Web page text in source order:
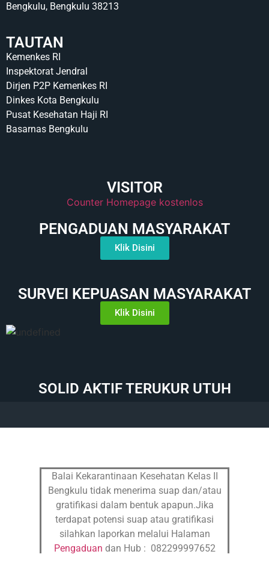
Bengkulu, Bengkulu 38213
TAUTAN
Kemenkes RI
Inspektorat Jendral
Dirjen P2P Kemenkes RI
Dinkes Kota Bengkulu
Pusat Kesehatan Haji RI
Basarnas Bengkulu
VISITOR
Counter Homepage kostenlos
PENGADUAN MASYARAKAT
Klik Disini
SURVEI KEPUASAN MASYARAKAT
Klik Disini
SOLID AKTIF TERUKUR UTUH
Balai Kekarantinaan Kesehatan Kelas II
Bengkulu tidak menerima suap dan/atau
gratifikasi dalam bentuk apapun.Jika
terdapat potensi suap atau gratifikasi
silahkan laporkan melalui Halaman
Pengaduan dan Hub : 082299997652